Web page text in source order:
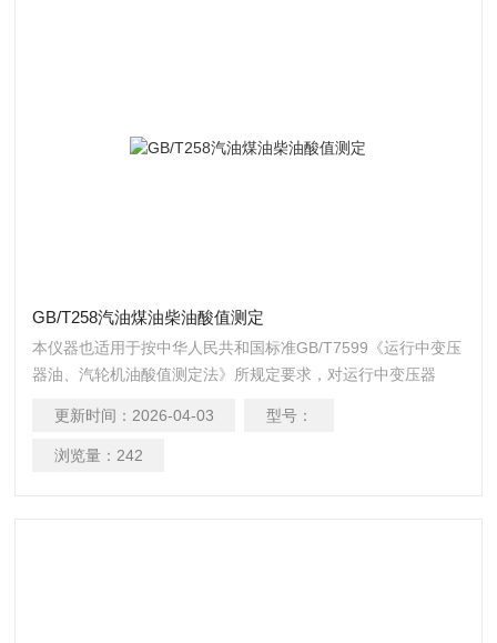
GB/T258汽油煤油柴油酸值测定
本仪器也适用于按中华人民共和国标准GB/T7599《运行中变压
器油、汽轮机油酸值测定法》所规定要求，对运行中变压器
民共和国标准GB/T264《石油产品酸值测定法》、
GB/T258《汽油、煤油、柴油酸度测定法》规定的要求设计制
更新时间： 2026-04-03 型号：
浏览量： 242